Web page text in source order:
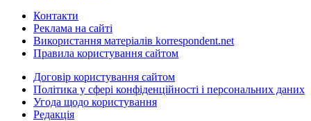
Контакти
Реклама на сайті
Використання матеріалів korrespondent.net
Правила користування сайтом
Договір користування сайтом
Політика у сфері конфіденційності і персональних даних
Угода щодо користування
Редакція